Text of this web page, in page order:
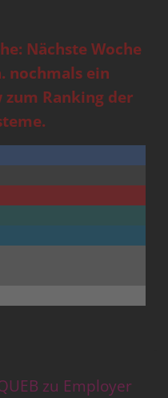
Nächste Woche
nochmals ein
Ranking der
zu Employer